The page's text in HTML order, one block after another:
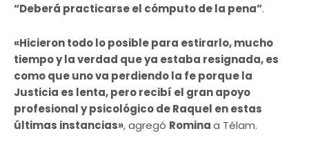
“Deberá practicarse el cómputo de la pena”.
«Hicieron todo lo posible para estirarlo, mucho
tiempo y la verdad que ya estaba resignada, es
como que uno va perdiendo la fe porque la
Justicia es lenta, pero recibí el gran apoyo
profesional y psicológico de Raquel en estas
últimas instancias», agregó Rominaa Télam.